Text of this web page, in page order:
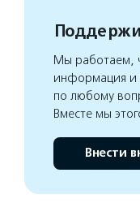
Мы работаем,
информация и
по любому
Вместе мы
Внести